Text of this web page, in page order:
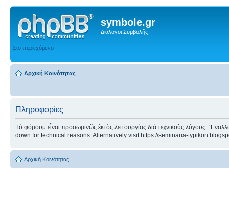
symbole.gr
Διάλογοι Συμβολῆς
Στο περιεχόμενο
Αρχική Κοινότητας
Πληροφορίες
Τὸ φόρουμ εἶναι προσωρινῶς ἐκτὸς λειτουργίας διὰ τεχνικοὺς λόγους.
down for technical reasons. Alternatively visit https://seminaria-
Αρχική Κοινότητας